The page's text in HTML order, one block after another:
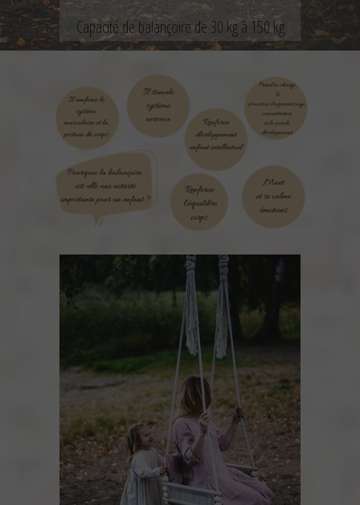
Capacité de balançoire de 30 kg à 150 kg